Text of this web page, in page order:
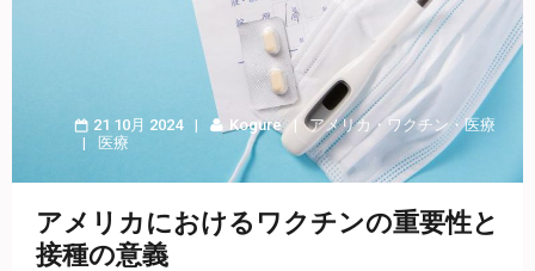
21 10月 2024 Kogure アメリカ ・ ワクチン・医療
医療
アメリカにおけるワクチンの重要性と
接種の意義